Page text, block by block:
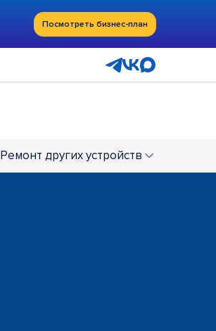
Посмотреть бизнес-план
Ремонт других устройств